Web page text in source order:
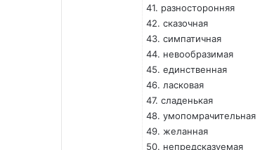
41. разносторонняя
42. сказочная
43. симпатичная
44. невообразимая
45. единственная
46. ласковая
47. сладенькая
48. умопомрачительная
49. желанная
50. непредсказуемая